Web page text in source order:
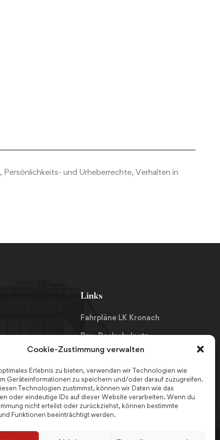
Cookie-Zustimmung verwalten
Erlebnis zu bieten, verwenden wir Technologien wie
Geräteinformationen zu speichern und/oder darauf zuzugreifen.
Technologien zustimmst, können wir Daten wie das
oder eindeutige IDs auf dieser Website verarbeiten. Wenn du
nicht erteilst oder zurückziehst, können bestimmte
Funktionen beeinträchtigt werden.
und Urheberrechte, Verhalten in
Links
Fahrpläne LK Kronach
Bay. Realschulnetz
Schulpsychologin
Ferienjobs
Schulmanager